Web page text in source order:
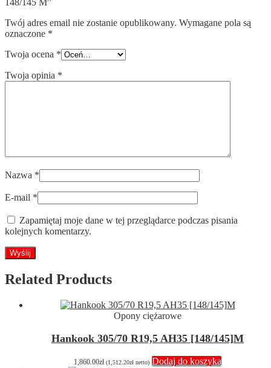
Twój adres email nie zostanie opublikowany. Wymagane pola są
oznaczone *
Twoja ocena *
Twoja opinia *
Nazwa *
E-mail *
Zapamiętaj moje dane w tej przeglądarce podczas pisania
kolejnych komentarzy.
Related Products
Opony ciężarowe
Hankook 305/70 R19,5 AH35 [148/145]M
1,860.00zł (1,512.20zł netto) Dodaj do koszyka